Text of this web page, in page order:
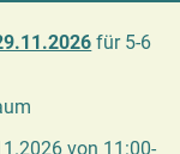
für 5-6
von 11:00-